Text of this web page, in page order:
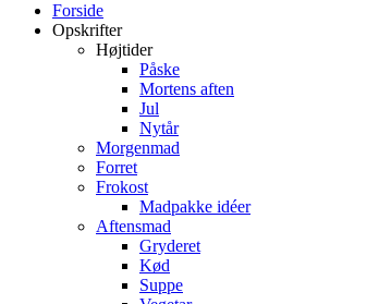
Forside
Opskrifter
Højtider
Påske
Mortens aften
Jul
Nytår
Morgenmad
Forret
Frokost
Madpakke idéer
Aftensmad
Gryderet
Kød
Suppe